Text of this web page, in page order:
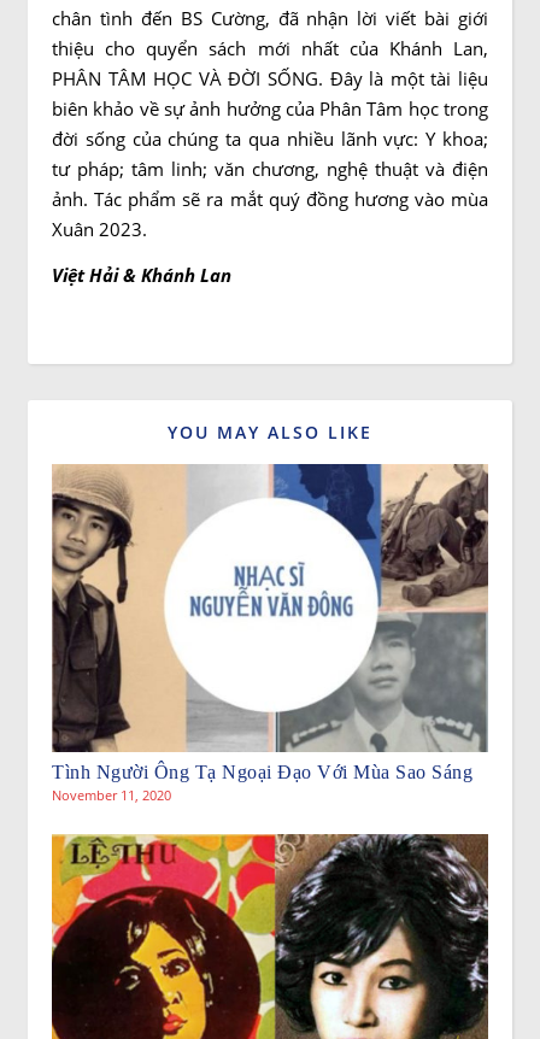
chân tình đến BS Cường, đã nhận lời viết bài giới
thiệu cho quyển sách mới nhất của Khánh Lan,
PHÂN TÂM HỌC VÀ ĐỜI SỐNG. Đây là một tài liệu
biên khảo về sự ảnh hưởng của Phân Tâm học trong
đời sống của chúng ta qua nhiều lãnh vực: Y khoa;
tư pháp; tâm linh; văn chương, nghệ thuật và điện
ảnh. Tác phẩm sẽ ra mắt quý đồng hương vào mùa
Xuân 2023.
Việt Hải & Khánh Lan
YOU MAY ALSO LIKE
Tình Người Ông Tạ Ngoại Đạo Với Mùa Sao Sáng
November 11, 2020